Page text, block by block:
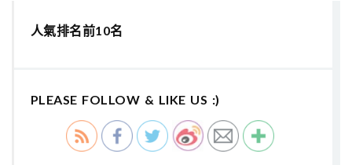
人氣排名前10名
PLEASE FOLLOW & LIKE US :)